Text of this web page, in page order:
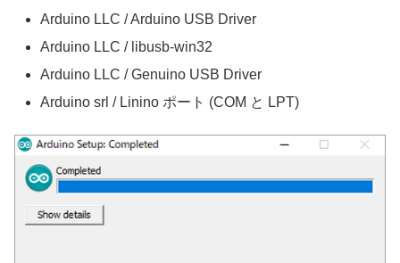
Arduino LLC / Arduino USB Driver
Arduino LLC / libusb-win32
Arduino LLC / Genuino USB Driver
Arduino srl / Linino ポート (COM と LPT)